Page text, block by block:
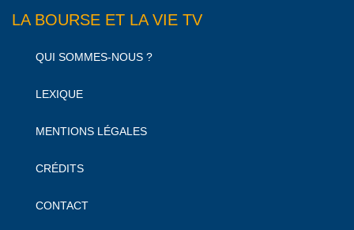
LA BOURSE ET LA VIE TV
QUI SOMMES-NOUS ?
LEXIQUE
MENTIONS LÉGALES
CRÉDITS
CONTACT